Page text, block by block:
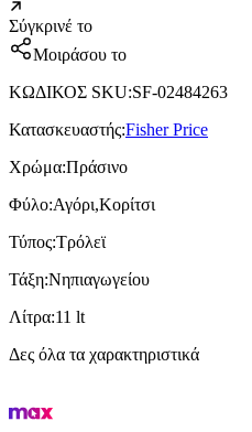
Σύγκρινέ το
Μοιράσου το
ΚΩΔΙΚΟΣ SKU:SF-02484263
Κατασκευαστής:Fisher Price
Χρώμα:Πράσινο
Φύλο:Αγόρι,Κορίτσι
Τύπος:Τρόλεϊ
Τάξη:Νηπιαγωγείου
Λίτρα:11 lt
Δες όλα τα χαρακτηριστικά